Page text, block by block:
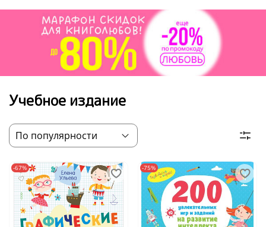
Учебное издание
-67% -75%